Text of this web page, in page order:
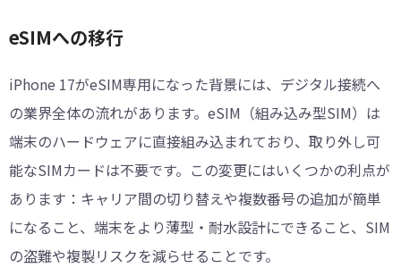
eSIMへの移行
iPhone 17がeSIM専用になった背景には、デジタル接続へ
の業界全体の流れがあります。eSIM（組み込み型SIM）は
端末のハードウェアに直接組み込まれており、取り外し可
能なSIMカードは不要です。この変更にはいくつかの利点が
あります：キャリア間の切り替えや複数番号の追加が簡単
になること、端末をより薄型・耐水設計にできること、SIM
の盗難や複製リスクを減らせることです。